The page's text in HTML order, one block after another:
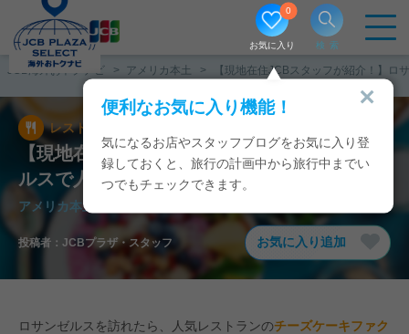
お気に入り
0
便利なお気に入り機能！
気になるお店やスタッフブログをお気に入り登
録しておくと、旅行の計画中から旅行中までい
つでもチェックできます。
検索
JCB海外おトクナビ アメリカ本土 【現地在住JCBスタッフが紹介！】ロ
レストラン
【現地在住JCBスタッフが紹介！】ロサンゼ
ルスで人気のチーズケーキファクトリー
アメリカ本土
投稿者： JCBプラザ・スタッフ お気に入り追加
ロサンゼルスを訪れたら、人気レストランのチーズケーキファク